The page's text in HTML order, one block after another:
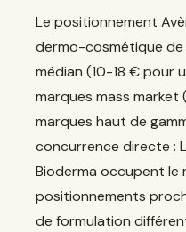
Le positionnement
dermo-cosmétique de
médian (10-18 € pour
marques mass market
marques haut de
concurrence directe :
Bioderma occupent le
positionnements
de formulation